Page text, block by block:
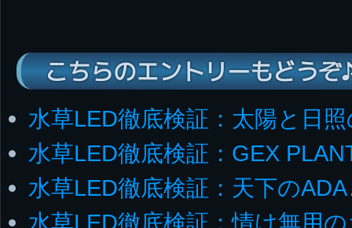
こちらのエントリーもどうぞ
水草LED徹底検証：太陽と日
水草LED徹底検証：GEX
水草LED徹底検証：天下の
水草LED徹底検証：情け無用